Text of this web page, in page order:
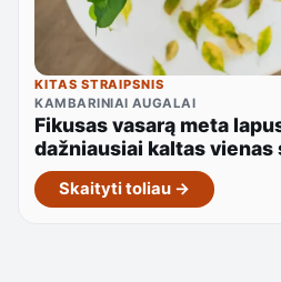
KITAS STRAIPSNIS
KAMBARINIAI AUGALAI
Fikusas vasarą meta
dažniausiai kaltas
Skaityti toliau →